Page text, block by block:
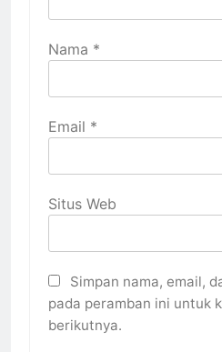
Nama *
Email *
Situs Web
Simpan nama, email,
pada peramban ini untuk
berikutnya.